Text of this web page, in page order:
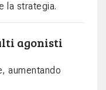
la strategia.
agonisti
aumentando